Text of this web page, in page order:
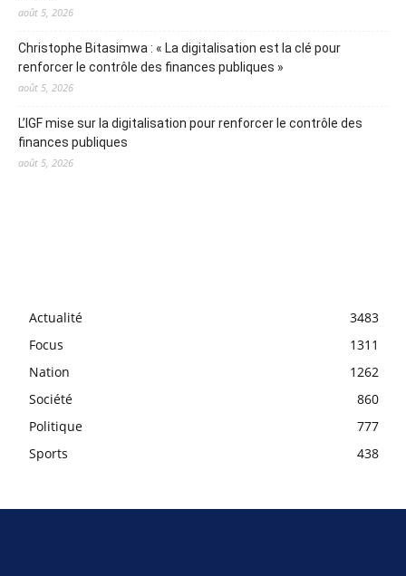
août 5, 2026
Christophe Bitasimwa : « La digitalisation est la clé pour
renforcer le contrôle des finances publiques »
août 5, 2026
L’IGF mise sur la digitalisation pour renforcer le contrôle des
finances publiques
août 5, 2026
Actualité
3483
Focus
1311
Nation
1262
Société
860
Politique
777
Sports
438